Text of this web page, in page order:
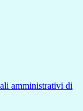
amministrativi di